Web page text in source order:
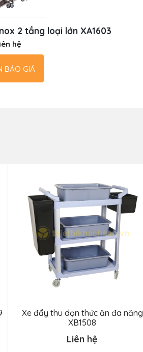
2 tầng loại lớn XA1603
hệ
BÁO GIÁ
Xe đẩy thu dọn thức ăn đa năng
XB1508
Liên hệ